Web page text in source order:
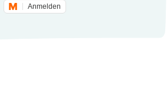
Anmelden